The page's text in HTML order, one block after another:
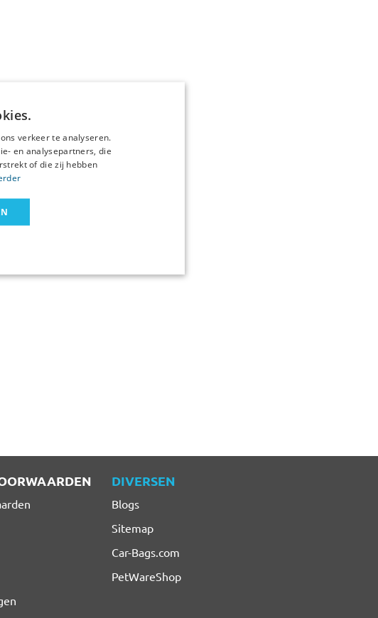
DIVERSEN
Blogs
Sitemap
Car-Bags.com
PetWareShop
verkeer te analyseren.
en analysepartners, die
of die zij hebben